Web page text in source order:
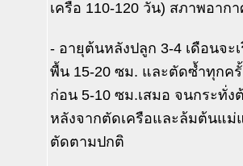
เครือ 110-120 วัน) สภาพอา
- อายุต้นหลังปลูก 3-4 เดือนจ
พื้น 15-20 ซม. และตัดซ้ำทุกค
ก่อน 5-10 ซม.เสมอ จนกระทั่
หลังจากตัดเครือและล้มต้นแ
ตัดตามปกติ